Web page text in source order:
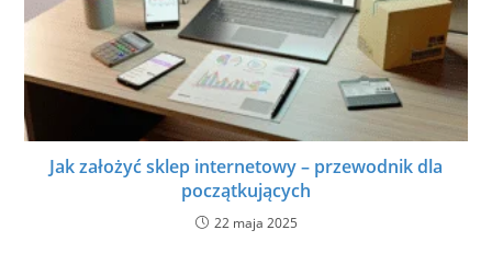
Jak założyć sklep internetowy – przewodnik dla
początkujących
22 maja 2025